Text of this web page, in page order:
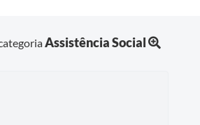
Assistência Social